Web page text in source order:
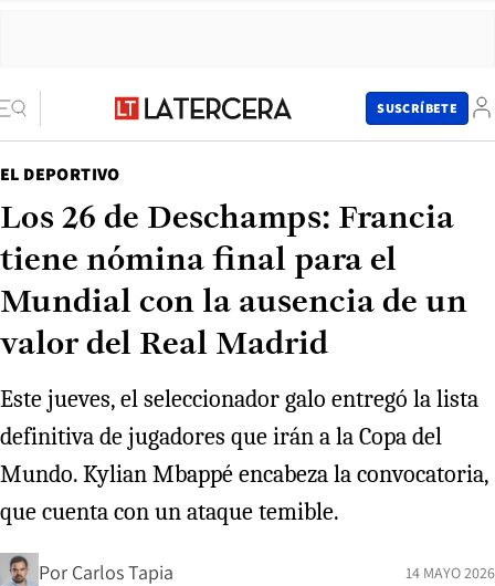
SUSCRÍBETE
EL DEPORTIVO
Los 26 de Deschamps: Francia
tiene nómina final para el
Mundial con la ausencia de un
valor del Real Madrid
Este jueves, el seleccionador galo entregó la lista
definitiva de jugadores que irán a la Copa del
Mundo. Kylian Mbappé encabeza la convocatoria,
que cuenta con un ataque temible.
Por Carlos Tapia 14 MAYO 2026